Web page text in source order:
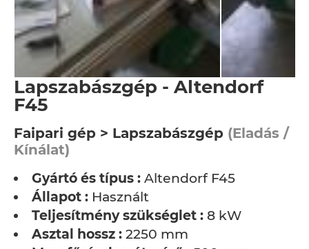
Lapszabászgép - Altendorf
F45
Faipari gép > Lapszabászgép (Eladás /
Kínálat)
Gyártó és típus : Altendorf F45
Állapot : Használt
Teljesítmény szükséglet : 8 kW
Asztal hossz : 2250 mm